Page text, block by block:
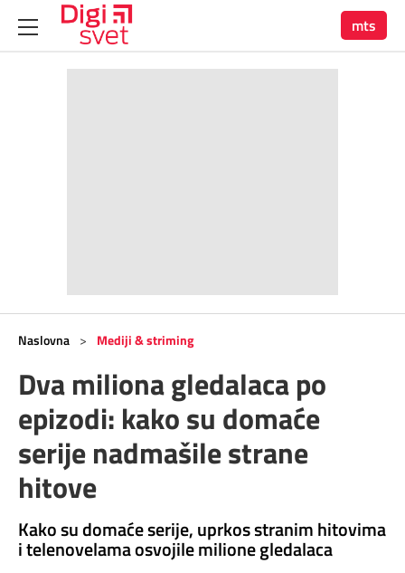
mts
Naslovna > Mediji & striming
Dva miliona gledalaca po
epizodi: kako su domaće
serije nadmašile strane
hitove
Kako su domaće serije, uprkos stranim hitovima
i telenovelama osvojile milione gledalaca